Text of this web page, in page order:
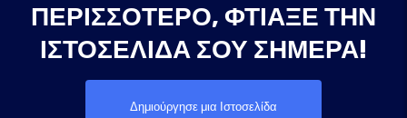
ΠΕΡΙΣΣΌΤΕΡΟ, ΦΤΙΆΞΕ ΤΗΝ
ΙΣΤΟΣΕΛΊΔΑ ΣΟΥ ΣΉΜΕΡΑ!
Δημιούργησε μια Ιστοσελίδα